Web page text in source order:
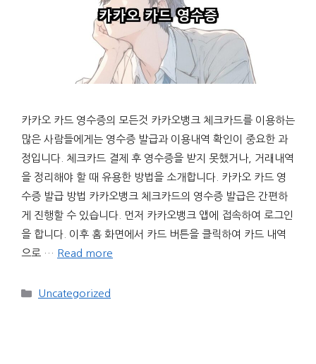
카카오 카드 영수증의 모든것 카카오뱅크 체크카드를 이용하는
많은 사람들에게는 영수증 발급과 이용내역 확인이 중요한 과
정입니다. 체크카드 결제 후 영수증을 받지 못했거나, 거래내역
을 정리해야 할 때 유용한 방법을 소개합니다. 카카오 카드 영
수증 발급 방법 카카오뱅크 체크카드의 영수증 발급은 간편하
게 진행할 수 있습니다. 먼저 카카오뱅크 앱에 접속하여 로그인
을 합니다. 이후 홈 화면에서 카드 버튼을 클릭하여 카드 내역
으로 … Read more
Categories
Uncategorized